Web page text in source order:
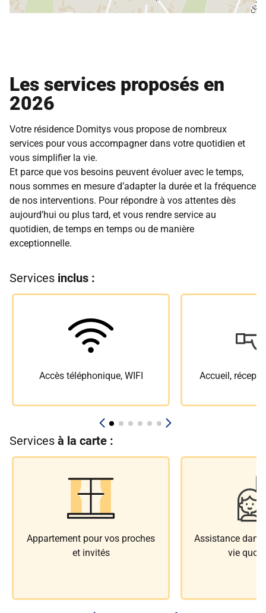
Les services proposés en
2026
Votre résidence Domitys vous propose de nombreux
services pour vous accompagner dans votre quotidien et
vous simplifier la vie.
Et parce que vos besoins peuvent évoluer avec le temps,
nous sommes en mesure d’adapter la durée et la fréquence
de nos interventions. Pour répondre à vos attentes dès
aujourd’hui ou plus tard, et vous rendre service au
quotidien, de temps en temps ou de manière
exceptionnelle.
Services inclus :
Accès téléphonique, WIFI Accueil,
Services à la carte :
Appartement pour vos proches
et invités
Assistance dans
vie